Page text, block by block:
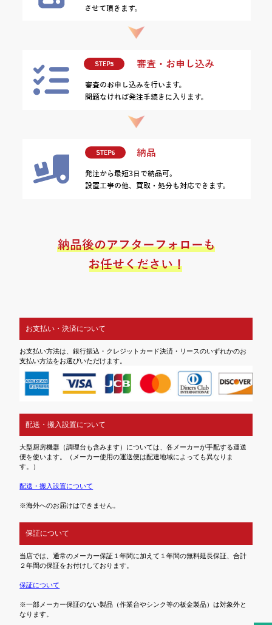
お支払い・決済について
お支払い方法は、銀行振込・クレジットカード決済・リースのいずれかのお
支払い方法をお選びいただけます。
配送・搬入設置について
大型厨房機器（調理台も含みます）については、各メーカーが手配する運送
便を使います。（メーカー使用の運送便は配達地域によっても異なりま
す。）
配送・搬入設置について
※海外へのお届けはできません。
保証について
当店では、通常のメーカー保証１年間に加えて１年間の無料延長保証、合計
２年間の保証をお付けしております。
保証について
※一部メーカー保証のない製品（作業台やシンク等の板金製品）は対象外と
なります。